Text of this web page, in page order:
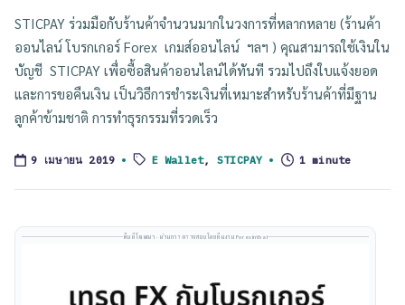
STICPAY ร่วมมือกับร้านค้าจำนวนมากในวงการที่หลากหลาย (ร้านค้า
ออนไลน์ โบรกเกอร์ Forex เกมส์ออนไลน์ ฯลฯ ) คุณสามารถใช้เงินใน
บัญชี STICPAY เพื่อซื้อสินค้าออนไลน์ได้ทันที รวมไปถึงใบแจ้งยอด
และการขอคืนเงิน เป็นวิธีการชำระเงินที่เหมาะสำหรับร้านค้าที่มีฐาน
ลูกค้าข้ามชาติ การทำธุรกรรมที่รวดเร็ว
9 เมษายน 2019
Tags: E Wallet, STICPAY 1 minute
พื้นที่โฆษณา · ผ่านการตรวจสอบโดยทีมงาน Forexinthai